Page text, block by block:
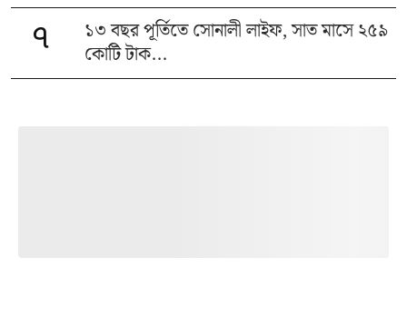
৭
১৩ বছর পূর্তিতে সোনালী লাইফ, সাত মাসে ২৫৯
কোটি টাক...